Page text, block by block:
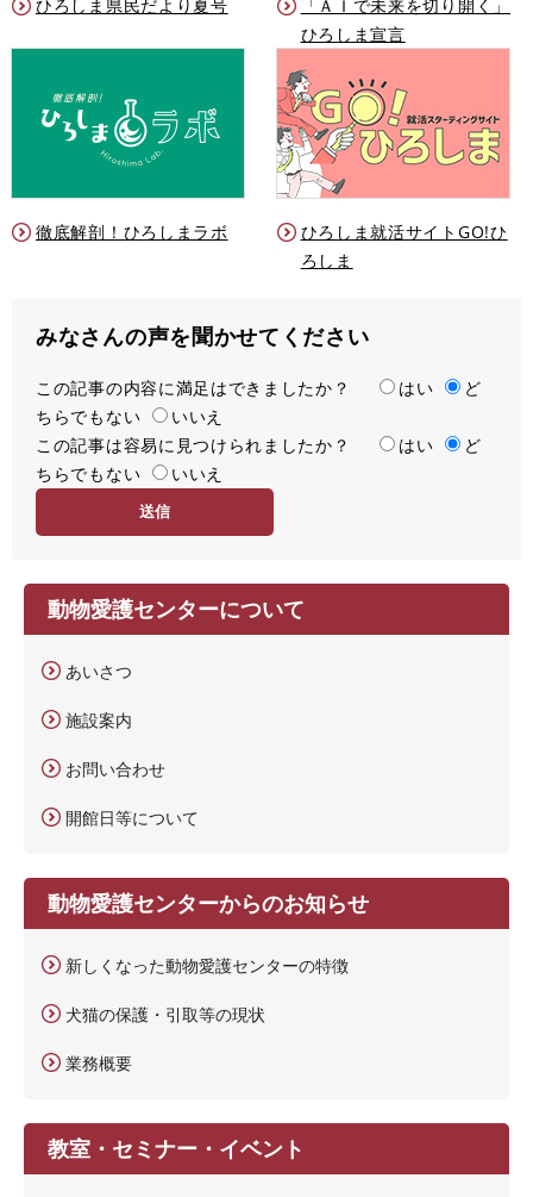
ひろしま県民だより夏号
「ＡＩで未来を切り開く」
ひろしま宣言
徹底解剖！ひろしまラボ
ひろしま就活サイトGO!ひ
ろしま
みなさんの声を聞かせてください
満
足
度
この記事の内容に満足はできましたか？ はい
ど
ちらでもない
いいえ
容
易
この記事は容易に見つけられましたか？ はい
ど
ちらでもない
いいえ
動物愛護センターについて
あいさつ
施設案内
お問い合わせ
開館日等について
動物愛護センターからのお知らせ
新しくなった動物愛護センターの特徴
犬猫の保護・引取等の現状
業務概要
教室・セミナー・イベント